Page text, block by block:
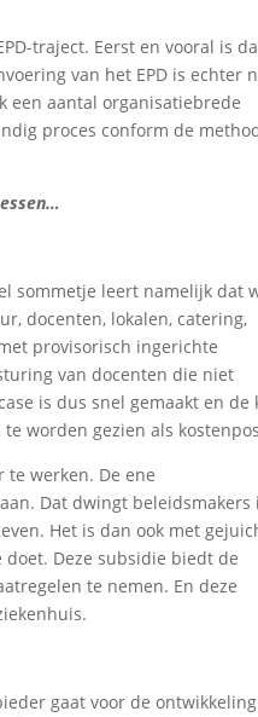
traject. Eerst en vooral is
van het EPD is echter
een aantal organisatiebrede
proces conform de
sommetje leert namelijk dat
docenten, lokalen, catering,
provisorisch ingerichte
van docenten die niet
is dus snel gemaakt en de
worden gezien als
werken. De ene
Dat dwingt beleidsmakers
Het is dan ook met
Deze subsidie biedt de
te nemen. En deze
gaat voor de